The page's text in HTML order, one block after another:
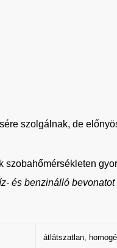
szolgálnak, de
és benzinálló bevonatot
átlátszatlan,